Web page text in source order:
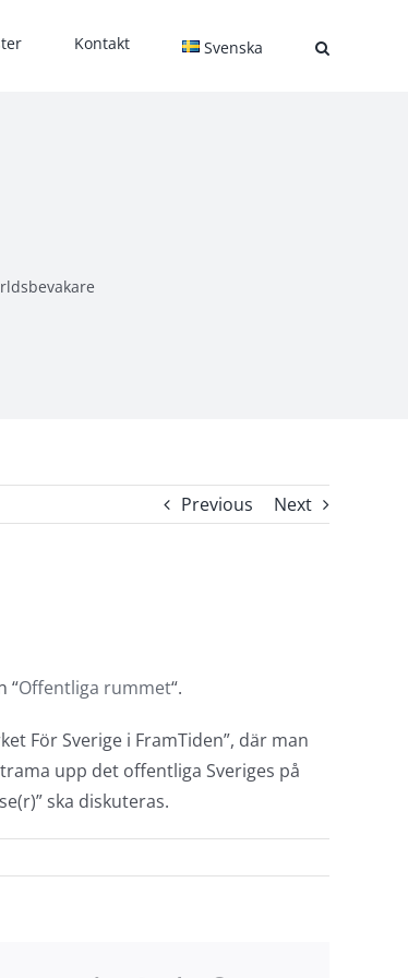
Kontakt Svenska
Previous Next
“Offentliga rummet“.
För Sverige i FramTiden”, där man
upp det offentliga Sveriges på
ska diskuteras.